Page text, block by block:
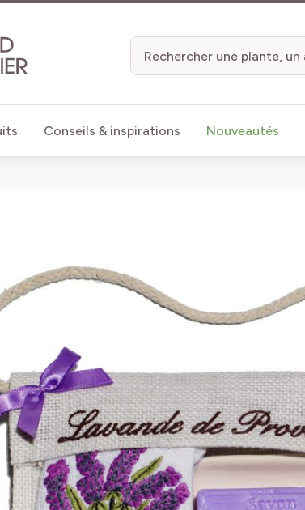
Conseils & inspirations Nouveautés